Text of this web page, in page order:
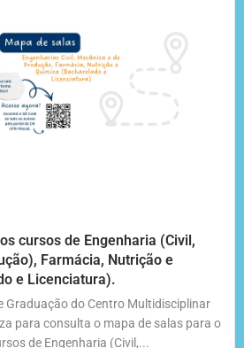
cursos de Engenharia (Civil,
Farmácia, Nutrição e
e Licenciatura).
Graduação do Centro Multidisciplinar
para consulta o mapa de salas para o
de Engenharia (Civil,...